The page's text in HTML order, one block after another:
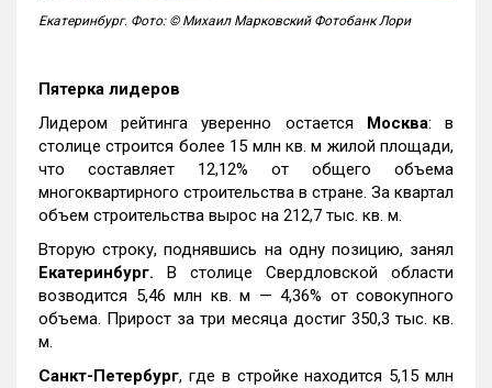
Екатеринбург. Фото: © Михаил Марковский Фотобанк Лори
Пятерка лидеров
Лидером рейтинга уверенно остается Москва: в
столице строится более 15 млн кв. м жилой площади,
что составляет 12,12% от общего объема
многоквартирного строительства в стране. За квартал
объем строительства вырос на 212,7 тыс. кв. м.
Вторую строку, поднявшись на одну позицию, занял
Екатеринбург. В столице Свердловской области
возводится 5,46 млн кв. м — 4,36% от совокупного
объема. Прирост за три месяца достиг 350,3 тыс. кв.
м.
Санкт-Петербург, где в стройке находится 5,15 млн